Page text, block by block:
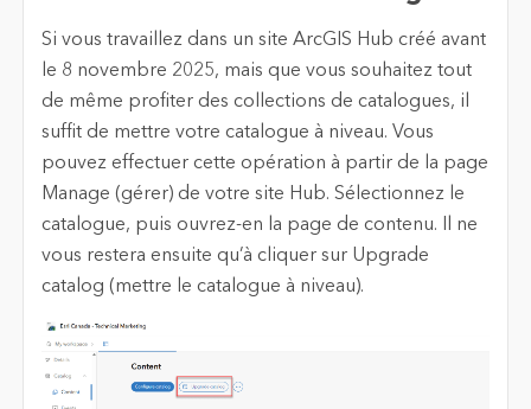
Si vous travaillez dans un site ArcGIS Hub créé avant
le 8 novembre 2025, mais que vous souhaitez tout
de même profiter des collections de catalogues, il
suffit de mettre votre catalogue à niveau. Vous
pouvez effectuer cette opération à partir de la page
Manage (gérer) de votre site Hub. Sélectionnez le
catalogue, puis ouvrez-en la page de contenu. Il ne
vous restera ensuite qu’à cliquer sur Upgrade
catalog (mettre le catalogue à niveau).